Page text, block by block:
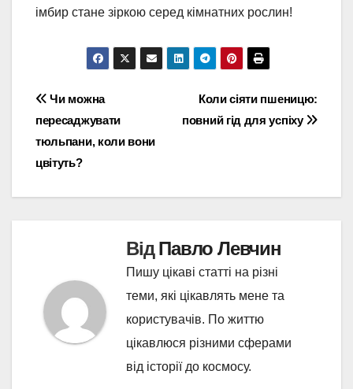
імбир стане зіркою серед кімнатних рослин!
Навігація
записів
Коли сіяти пшеницю:
повний гід для успіху
Чи можна
пересаджувати
тюльпани, коли вони
цвітуть?
ВідПавло Левчин
Пишу цікаві статті на різні
теми, які цікавлять мене та
користувачів. По життю
цікавлюся різними сферами
від історії до космосу.